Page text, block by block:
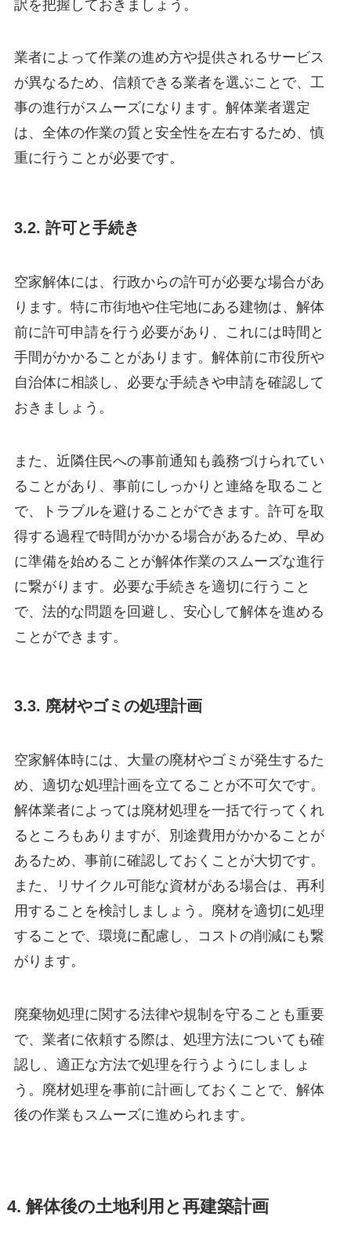
訳を把握しておきましょう。
業者によって作業の進め方や提供されるサービス
が異なるため、信頼できる業者を選ぶことで、工
事の進行がスムーズになります。解体業者選定
は、全体の作業の質と安全性を左右するため、慎
重に行うことが必要です。
3.2. 許可と手続き
空家解体には、行政からの許可が必要な場合があ
ります。特に市街地や住宅地にある建物は、解体
前に許可申請を行う必要があり、これには時間と
手間がかかることがあります。解体前に市役所や
自治体に相談し、必要な手続きや申請を確認して
おきましょう。
また、近隣住民への事前通知も義務づけられてい
ることがあり、事前にしっかりと連絡を取ること
で、トラブルを避けることができます。許可を取
得する過程で時間がかかる場合があるため、早め
に準備を始めることが解体作業のスムーズな進行
に繋がります。必要な手続きを適切に行うこと
で、法的な問題を回避し、安心して解体を進める
ことができます。
3.3. 廃材やゴミの処理計画
空家解体時には、大量の廃材やゴミが発生するた
め、適切な処理計画を立てることが不可欠です。
解体業者によっては廃材処理を一括で行ってくれ
るところもありますが、別途費用がかかることが
あるため、事前に確認しておくことが大切です。
また、リサイクル可能な資材がある場合は、再利
用することを検討しましょう。廃材を適切に処理
することで、環境に配慮し、コストの削減にも繋
がります。
廃棄物処理に関する法律や規制を守ることも重要
で、業者に依頼する際は、処理方法についても確
認し、適正な方法で処理を行うようにしましょ
う。廃材処理を事前に計画しておくことで、解体
後の作業もスムーズに進められます。
4. 解体後の土地利用と再建築計画